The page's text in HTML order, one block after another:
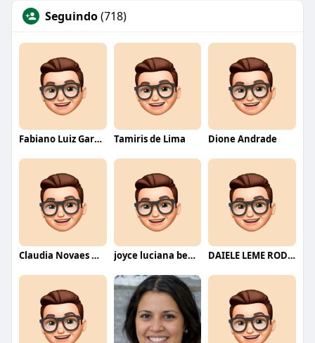
Seguindo(718)
Fabiano Luiz Garcia Tamiris de Lima Dione Andrade
Claudia Novaes Novaes joyce luciana bentini jesus DAIELE LEME RODRIGUES